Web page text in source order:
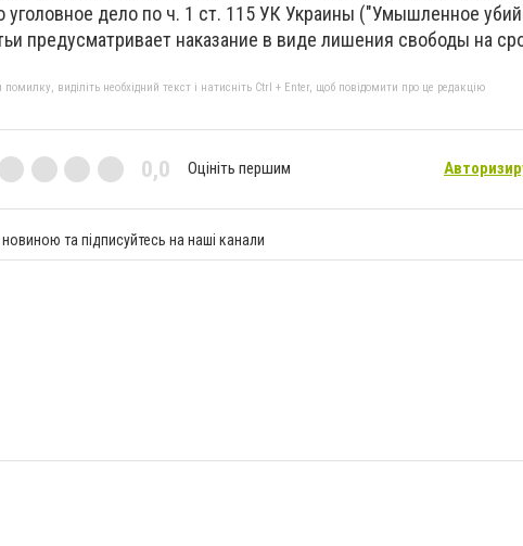
уголовное дело по ч. 1 ст. 115 УК Украины ("Умышленное
предусматривает наказание в виде лишения свободы на
виділіть необхідний текст і натисніть Ctrl + Enter, щоб повідомити про це редакцію
0,0 Оцініть першим
новиною та підписуйтесь на наші канали